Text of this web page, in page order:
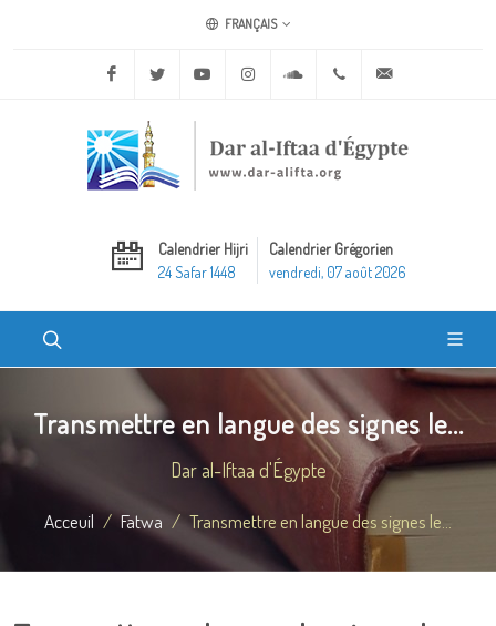
FRANÇAIS
Facebook Twitter Youtube Instagram Soundcloud+20 2 25970400
Calendrier Hijri
24 Safar 1448
Calendrier Grégorien
vendredi, 07 août 2026
Transmettre en langue des signes le...
Dar al-Iftaa d'Égypte
Acceuil Fatwa Transmettre en langue des signes le...